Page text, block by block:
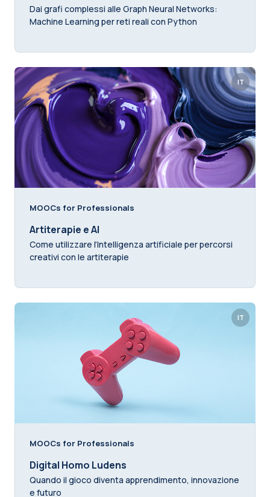
Dai grafi complessi alle Graph Neural Networks:
Machine Learning per reti reali con Python
IT
MOOCs for Professionals
Artiterapie e AI
Come utilizzare l’Intelligenza artificiale per percorsi
creativi con le artiterapie
IT
MOOCs for Professionals
Digital Homo Ludens
Quando il gioco diventa apprendimento, innovazione
e futuro